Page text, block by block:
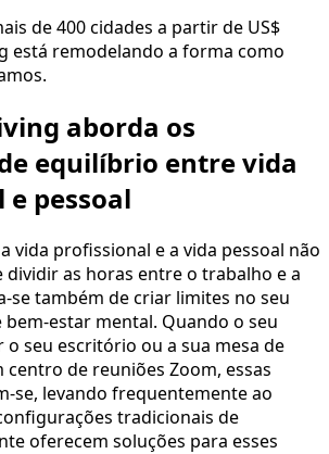
de 400 cidades a partir de US$
está remodelando a forma como
aborda os
equilíbrio entre vida
pessoal
vida profissional e a vida pessoal não
dividir as horas entre o trabalho e a
se também de criar limites no seu
bem-estar mental. Quando o seu
o seu escritório ou a sua mesa de
de reuniões Zoom, essas
se, levando frequentemente ao
tradicionais de
oferecem soluções para esses